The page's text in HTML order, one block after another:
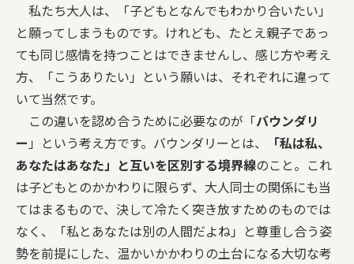
私たち大人は、「子どもとなんでもわかり合いたい」
と願ってしまうものです。けれども、たとえ親子であっ
ても同じ感情を持つことはできませんし、感じ方や考え
方、「こうありたい」という願いは、それぞれに違って
いて当然です。
この違いを認め合うために必要なのが「バウンダリ
ー 」という考え方です。バウンダリーとは、
「私は私、
あなたはあなた」と互いを区別する境界線のこと。これ
は子どもとのかかわりに限らず、大人同士の関係にも当
てはまるもので、決して冷たく突き放すためのものでは
なく、「私とあなたは別の人間だよね」と尊重し合う姿
勢を前提にした、温かいかかわりの土台になる大切な考